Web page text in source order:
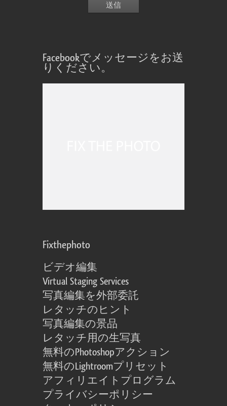
Facebookでメッセージをお送
りください。
Fixthephoto
ビデオ編集
Virtual Staging Services
写真編集を外部委託
レタッチのヒント
写真編集の景品
レタッチ用の生写真
無料のPhotoshopアクション
無料のLightroomプリセット
アフィリエイトプログラム
プライバシーポリシー